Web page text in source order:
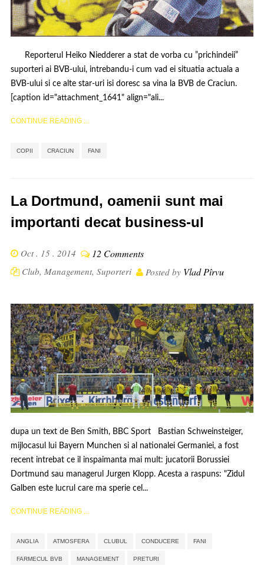
Reporterul Heiko Niedderer a stat de vorba cu ”prichindeii”
suporteri ai BVB-ului, intrebandu-i cum vad ei situatia actuala a
BVB-ului si ce alte star-uri isi doresc sa vina la BVB de Craciun.
[caption id="attachment_1641" align="ali...
CONTINUE READING ...
COPII CRACIUN FANI
La Dortmund, oamenii sunt mai
importanti decat business-ul
Oct . 15 . 2014 12 Comments
Club, Management, Suporteri Posted by Vlad Pîrvu
dupa un text de Ben Smith, BBC Sport Bastian Schweinsteiger,
mijlocasul lui Bayern Munchen si al nationalei Germaniei, a fost
recent intrebat ce il inspaimanta mai mult: jucatorii Borussiei
Dortmund sau managerul Jurgen Klopp. Acesta a raspuns: "Zidul
Galben este lucrul care ma sperie cel...
CONTINUE READING ...
ANGLIA ATMOSFERA CLUBUL CONDUCERE FANI
FARMECUL BVB MANAGEMENT PRETURI